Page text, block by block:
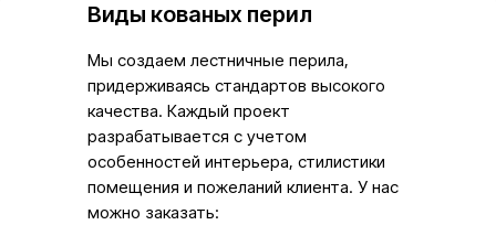
Виды кованых перил
Мы создаем лестничные перила,
придерживаясь стандартов высокого
качества. Каждый проект
разрабатывается с учетом
особенностей интерьера, стилистики
помещения и пожеланий клиента. У нас
можно заказать: